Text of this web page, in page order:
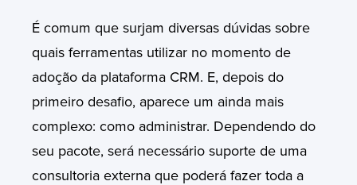
É comum que surjam diversas dúvidas sobre
quais ferramentas utilizar no momento de
adoção da plataforma CRM. E, depois do
primeiro desafio, aparece um ainda mais
complexo: como administrar. Dependendo do
seu pacote, será necessário suporte de uma
consultoria externa que poderá fazer toda a